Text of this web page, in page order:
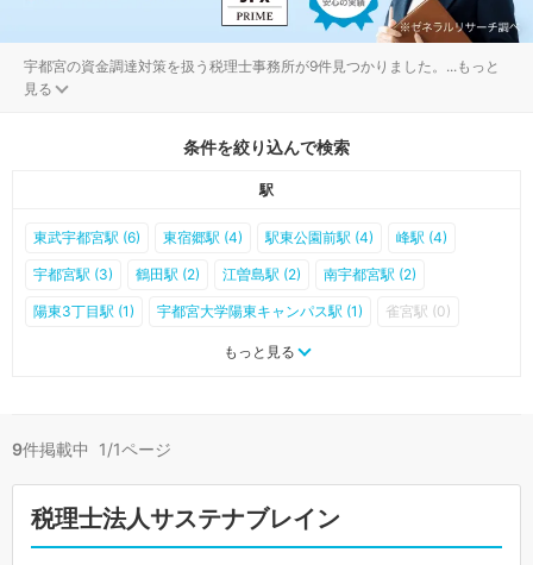
宇都宮の資金調達対策を扱う税理士事務所が9件見つかりました。 ...もっと
見る
条件を絞り込んで検索
駅
東武宇都宮駅 (6) 東宿郷駅 (4) 駅東公園前駅 (4) 峰駅 (4)
宇都宮駅 (3) 鶴田駅 (2) 江曽島駅 (2) 南宇都宮駅 (2)
陽東3丁目駅 (1) 宇都宮大学陽東キャンパス駅 (1) 雀宮駅 (0)
平石駅 (0)
ゆいの杜東駅 (0)
もっと見る
9件掲載中 1/1ページ
税理士法人サステナブレイン